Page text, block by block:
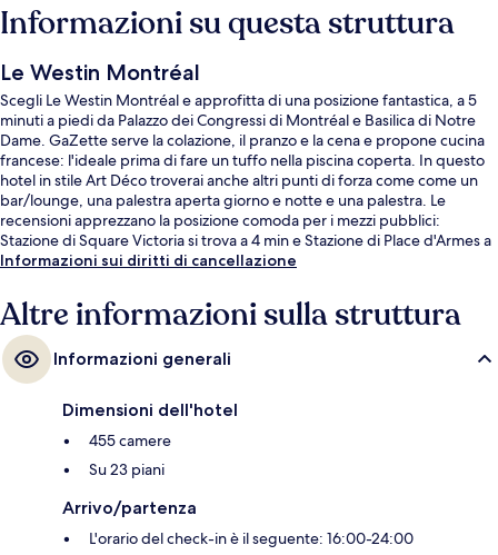
Informazioni su questa struttura
Le Westin Montréal
Scegli Le Westin Montréal e approfitta di una posizione fantastica, a 5
minuti a piedi da Palazzo dei Congressi di Montréal e Basilica di Notre
Dame. GaZette serve la colazione, il pranzo e la cena e propone cucina
francese: l'ideale prima di fare un tuffo nella piscina coperta. In questo
hotel in stile Art Déco troverai anche altri punti di forza come come un
bar/lounge, una palestra aperta giorno e notte e una palestra. Le
recensioni apprezzano la posizione comoda per i mezzi pubblici:
Stazione di Square Victoria si trova a 4 min e Stazione di Place d'Armes a
4 min.
Informazioni sui diritti di cancellazione
Altre informazioni sulla struttura
Informazioni generali
Dimensioni dell'hotel
455 camere
Su 23 piani
Arrivo/partenza
L'orario del check-in è il seguente: 16:00-24:00